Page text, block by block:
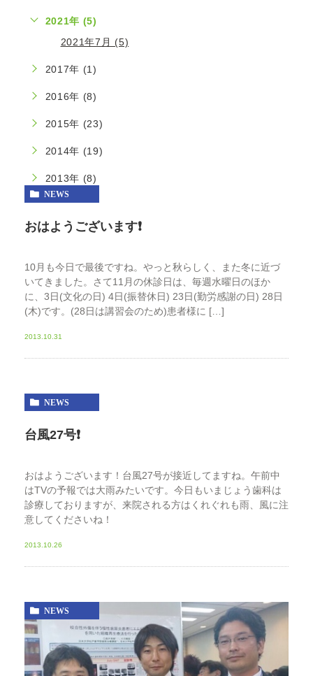
NEWS
おはようございます❗️
10月も今日で最後ですね。やっと秋らしく、また冬に近づ
いてきました。さて11月の休診日は、毎週水曜日のほか
に、3日(文化の日) 4日(振替休日) 23日(勤労感謝の日) 28日
(木)です。(28日は講習会のため)患者様に […]
2013.10.31
NEWS
台風27号❗️
おはようございます！台風27号が接近してますね。午前中
はTVの予報では大雨みたいです。今日もいまじょう歯科は
診療しておりますが、来院される方はくれぐれも雨、風に注
意してくださいね！
2013.10.26
NEWS
2021年 (5)
2021年7月 (5)
2017年 (1)
2016年 (8)
2015年 (23)
2014年 (19)
2013年 (8)